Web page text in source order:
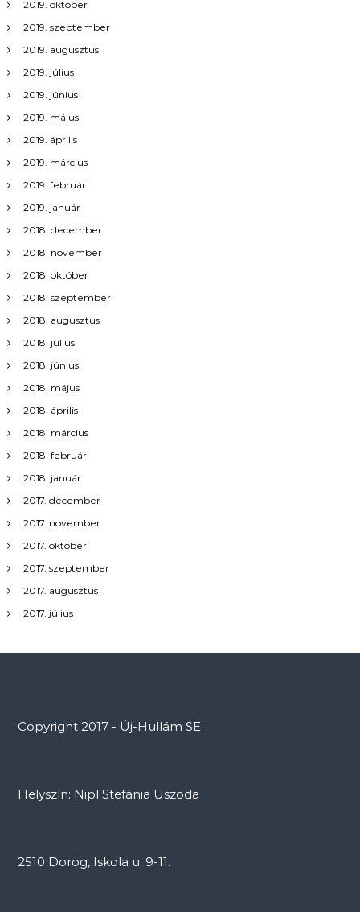
i
ó
2019. október
2019. szeptember
2019. augusztus
2019. július
2019. június
2019. május
2019. április
2019. március
2019. február
2019. január
2018. december
2018. november
2018. október
2018. szeptember
2018. augusztus
2018. július
2018. június
2018. május
2018. április
2018. március
2018. február
2018. január
2017. december
2017. november
2017. október
2017. szeptember
2017. augusztus
2017. július
Copyright 2017 - Új-Hullám SE
Helyszín: Nipl Stefánia Uszoda
2510 Dorog, Iskola u. 9-11.